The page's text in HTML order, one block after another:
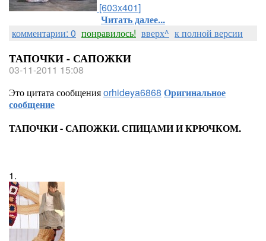
[603x401]
Читать далее...
комментарии: 0 понравилось! вверх^ к полной версии
ТАПОЧКИ - САПОЖКИ
03-11-2011 15:08
Это цитата сообщенияorhideya6868 Оригинальное
сообщение
ТАПОЧКИ - САПОЖКИ. СПИЦАМИ И КРЮЧКОМ.
1.